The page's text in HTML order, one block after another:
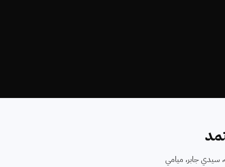
الإسكندرية — من سموحة، سيدي جابر، ميامي